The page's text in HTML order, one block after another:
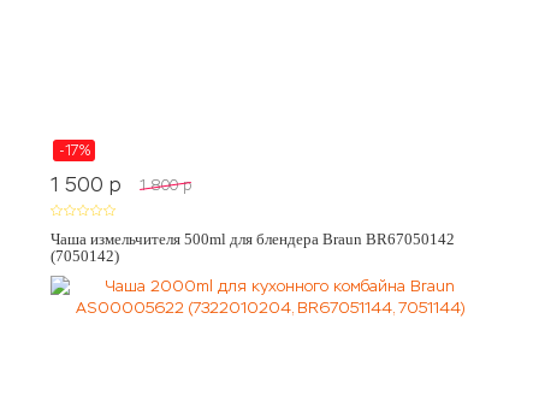
-17%
1 500 p 1 800 p
Чаша измельчителя 500ml для блендера Braun BR67050142
(7050142)